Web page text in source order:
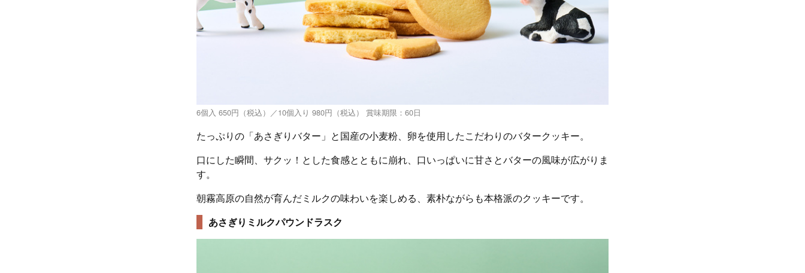
6個入 650円（税込）／10個入り 980円（税込） 賞味期限：60日
たっぷりの「あさぎりバター」と国産の小麦粉、卵を使用したこだわりのバタークッキー。
口にした瞬間、サクッ！とした食感とともに崩れ、口いっぱいに甘さとバターの風味が広がりま
す。
朝霧高原の自然が育んだミルクの味わいを楽しめる、素朴ながらも本格派のクッキーです。
あさぎりミルクパウンドラスク